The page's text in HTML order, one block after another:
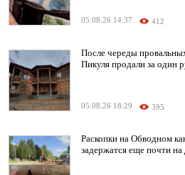
05.08.26 14:37 412
После череды
Пикуля продали за один
05.08.26 18:29 395
Раскопки на Обводном
задержатся еще почти на